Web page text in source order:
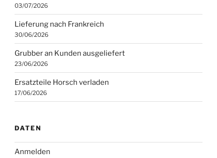
03/07/2026
Lieferung nach Frankreich
30/06/2026
Grubber an Kunden ausgeliefert
23/06/2026
Ersatzteile Horsch verladen
17/06/2026
DATEN
Anmelden